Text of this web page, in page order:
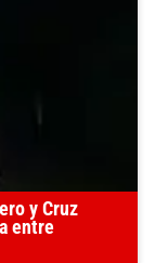
y Cruz
entre